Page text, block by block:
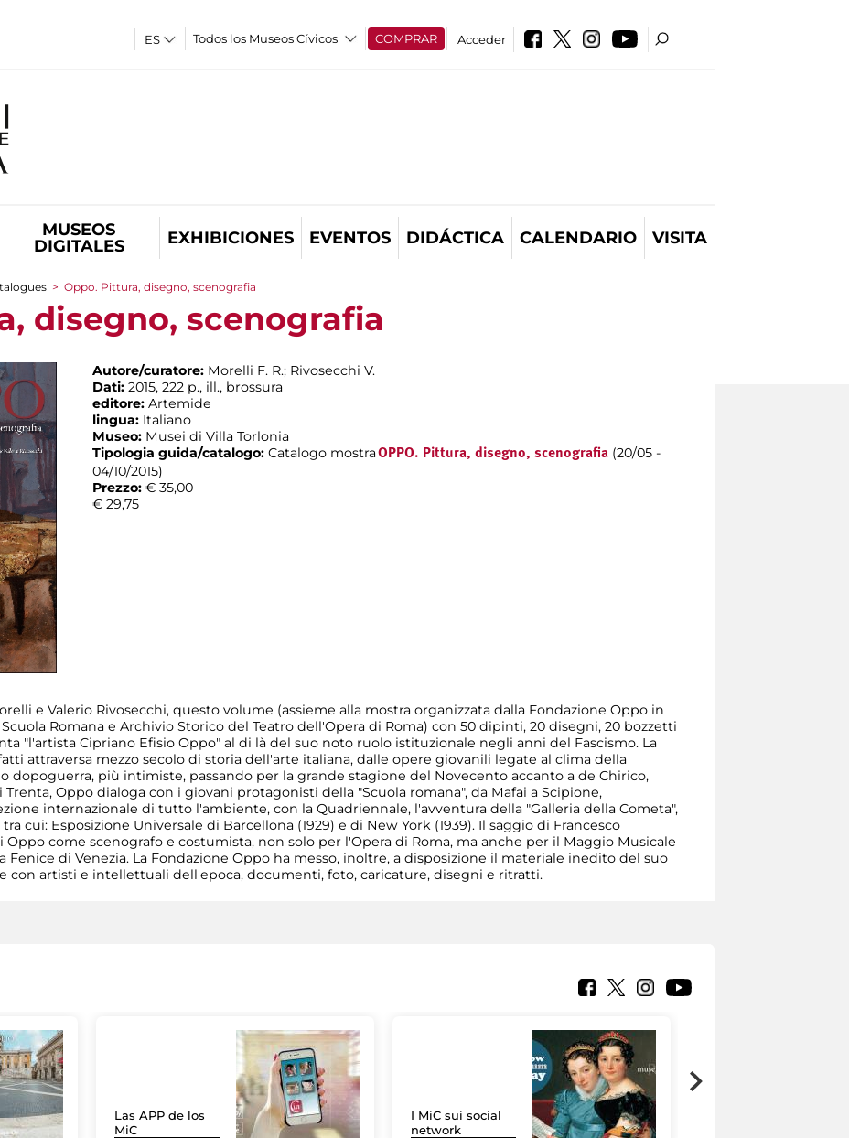
Todos los Museos Cívicos COMPRAR Acceder
MUSEOS
DIGITALES
EXHIBICIONES EVENTOS DIDÁCTICA CALENDARIO VISITA
> Oppo. Pittura, disegno, scenografia
disegno, scenografia
Autore/curatore: Morelli F. R.; Rivosecchi V.
Dati: 2015, 222 p., ill., brossura
editore: Artemide
lingua: Italiano
Museo: Musei di Villa Torlonia
Tipologia guida/catalogo: Catalogo mostraOPPO. Pittura, disegno, scenografia (20/05 -
04/10/2015)
Prezzo: € 35,00
€ 29,75
e Valerio Rivosecchi, questo volume (assieme alla mostra organizzata dalla Fondazione Oppo in
Romana e Archivio Storico del Teatro dell'Opera di Roma) con 50 dipinti, 20 disegni, 20 bozzetti
"l'artista Cipriano Efisio Oppo" al di là del suo noto ruolo istituzionale negli anni del Fascismo. La
attraversa mezzo secolo di storia dell'arte italiana, dalle opere giovanili legate al clima della
dopoguerra, più intimiste, passando per la grande stagione del Novecento accanto a de Chirico,
Trenta, Oppo dialoga con i giovani protagonisti della "Scuola romana", da Mafai a Scipione,
internazionale di tutto l'ambiente, con la Quadriennale, l'avventura della "Galleria della Cometa",
cui: Esposizione Universale di Barcellona (1929) e di New York (1939). Il saggio di Francesco
come scenografo e costumista, non solo per l'Opera di Roma, ma anche per il Maggio Musicale
Fenice di Venezia. La Fondazione Oppo ha messo, inoltre, a disposizione il materiale inedito del suo
con artisti e intellettuali dell'epoca, documenti, foto, caricature, disegni e ritratti.
Las APP de los
MiC
I MiC sui social
network